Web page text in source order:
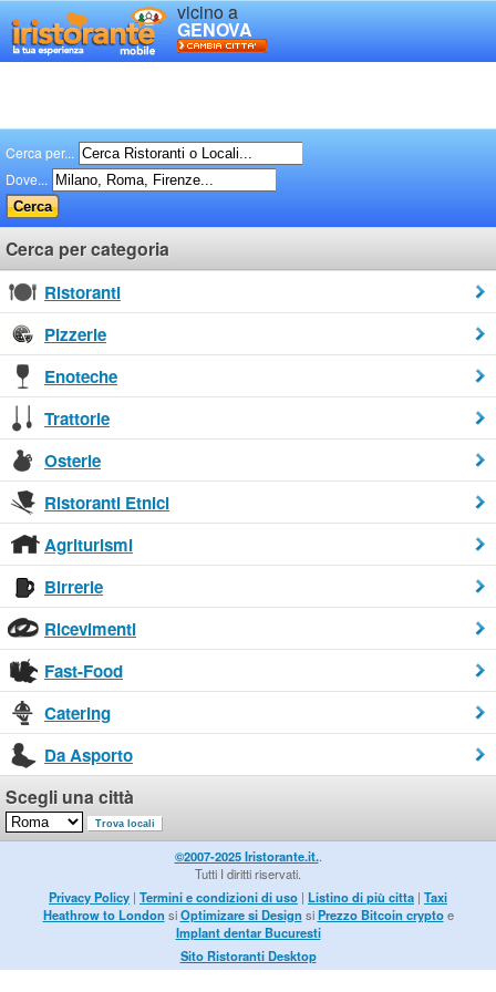
vicino a
GENOVA
Cerca per...
Dove...
Cerca per categoria
Ristoranti
Pizzerie
Enoteche
Trattorie
Osterie
Ristoranti Etnici
Agriturismi
Birrerie
Ricevimenti
Fast-Food
Catering
Da Asporto
Scegli una città
©2007-2025 Iristorante.it..
Tutti I diritti riservati.
Privacy Policy | Termini e condizioni di uso | Listino di più citta | Taxi
Heathrow to London siOptimizare si Design siPrezzo Bitcoin cryptoe
Implant dentar Bucuresti
Sito Ristoranti Desktop